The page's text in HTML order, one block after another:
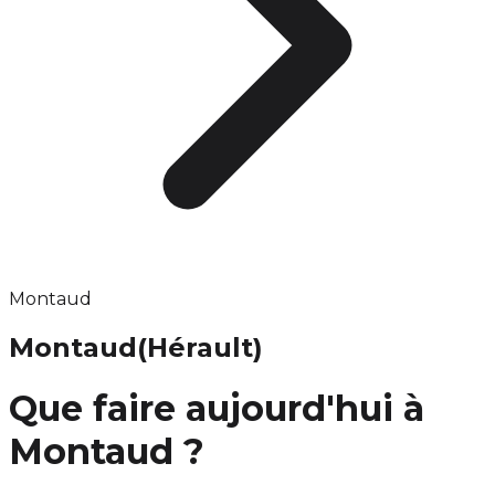
Montaud
Montaud(Hérault)
Que faire aujourd'hui à
Montaud ?